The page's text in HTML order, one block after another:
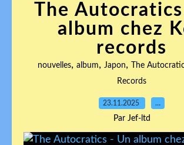
The
album chez
records
nouvelles, album, Japon, The
Records
23.11.2025 …
Par Jef-ltd